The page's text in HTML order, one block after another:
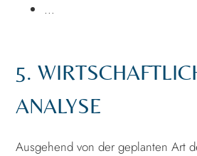
…
5.
ANALYSE
Ausgehend von der geplanten Art